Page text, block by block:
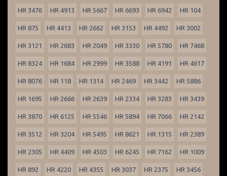
HR 3476 HR 4913 HR 5667 HR 6693 HR 6942 HR 104
HR 875 HR 4413 HR 2662 HR 3153 HR 4492 HR 3002
HR 3121 HR 2683 HR 2049 HR 3330 HR 5780 HR 7468
HR 8324 HR 1684 HR 2999 HR 3588 HR 4191 HR 4617
HR 8076 HR 118 HR 1314 HR 2469 HR 3442 HR 5886
HR 1695 HR 2666 HR 2639 HR 2334 HR 3283 HR 3439
HR 3870 HR 6125 HR 5546 HR 5894 HR 7066 HR 2142
HR 3512 HR 3204 HR 5495 HR 8621 HR 1315 HR 2389
HR 2305 HR 4409 HR 4503 HR 6245 HR 7162 HR 1009
HR 892 HR 4220 HR 4355 HR 3037 HR 2375 HR 3456